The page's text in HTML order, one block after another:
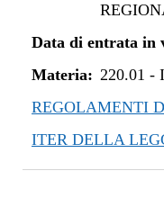
Data di entrata in
Materia: 220.01 -
REGOLAMENTI
ITER DELLA